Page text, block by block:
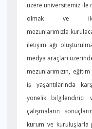
üzere üniversitemiz ile
olmak ve
mezunlarımızla
iletişim ağı
medya araçları
mezunlarımızın,
iş yaşantılarında
yönelik bilgilendirici
çalışmaların
kurum ve kuruluşlarla